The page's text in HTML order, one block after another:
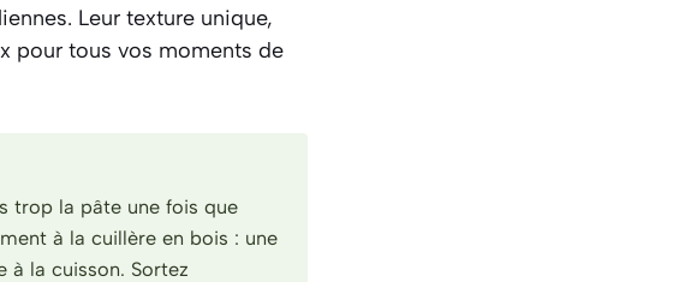
Leur texture unique,
pour tous vos moments de
trop la pâte une fois que
à la cuillère en bois : une
à la cuisson. Sortez